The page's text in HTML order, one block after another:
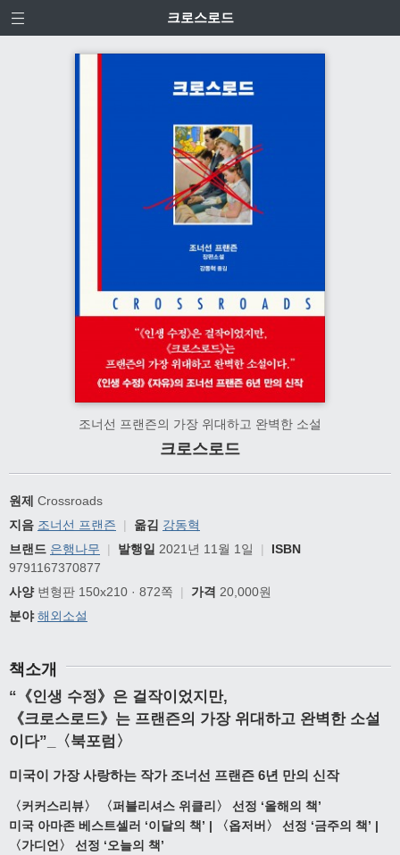
크로스로드
조너선 프랜즌의 가장 위대하고 완벽한 소설
크로스로드
원제 Crossroads
지음 조너선 프랜즌 | 옮김 강동혁
브랜드 은행나무 | 발행일 2021년 11월 1일 |
ISBN
9791167370877
사양변형판 150x210 · 872쪽 | 가격 20,000원
분야 해외소설
책소개
“《인생 수정》은 걸작이었지만,
《크로스로드》는 프랜즌의 가장 위대하고 완벽한 소설
이다”_〈북포럼〉
미국이 가장 사랑하는 작가 조너선 프랜즌 6년 만의 신작
〈커커스리뷰〉 〈퍼블리셔스 위클리〉 선정 ‘올해의 책’
미국 아마존 베스트셀러 ‘이달의 책’ | 〈옵저버〉 선정 ‘금주의 책’ |
〈가디언〉 선정 ‘오늘의 책’